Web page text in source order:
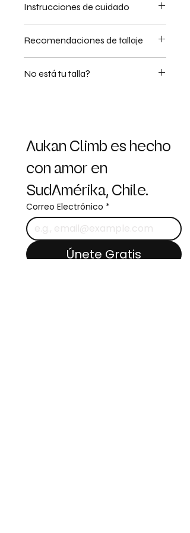
Instrucciones de cuidado
No usar secadora.
Tender a la sombra.
Recomendaciones de tallaje
No está tu talla?
Aukan Climb es hecho
con amor en
SudAmérika, Chile.
Correo Electrónico *
Únete Gratis